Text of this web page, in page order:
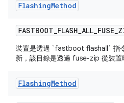
FlashingMethod
FASTBOOT_FLASH_ALL_FUSE_
裝置是透過 `fastboot flashall` 指
新，該目錄是透過 fuse-zip 從裝
FlashingMethod